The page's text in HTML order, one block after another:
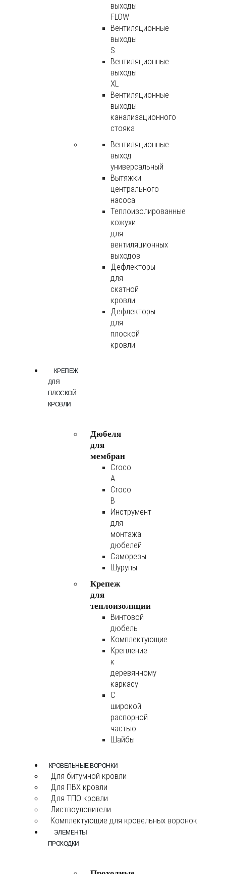
выходы
FLOW
Вентиляционные
выходы
S
Вентиляционные
выходы
XL
Вентиляционные
выходы
канализационного
стояка
Вентиляционные
выход
универсальный
Вытяжки
центрального
насоса
Теплоизолированные
кожухи
для
вентиляционных
выходов
Дефлекторы
для
скатной
кровли
Дефлекторы
для
плоской
кровли
КРЕПЕЖ
ДЛЯ
ПЛОСКОЙ
КРОВЛИ
Дюбеля
для
мембран
Croco
A
Croco
B
Инструмент
для
монтажа
дюбелей
Саморезы
Шурупы
Крепеж
для
теплоизоляции
Винтовой
дюбель
Комплектующие
Крепление
к
деревянному
каркасу
С
широкой
распорной
частью
Шайбы
КРОВЕЛЬНЫЕ ВОРОНКИ
Для битумной кровли
Для ПВХ кровли
Для ТПО кровли
Листвоуловители
Комплектующие для кровельных воронок
ЭЛЕМЕНТЫ
ПРОХОДКИ